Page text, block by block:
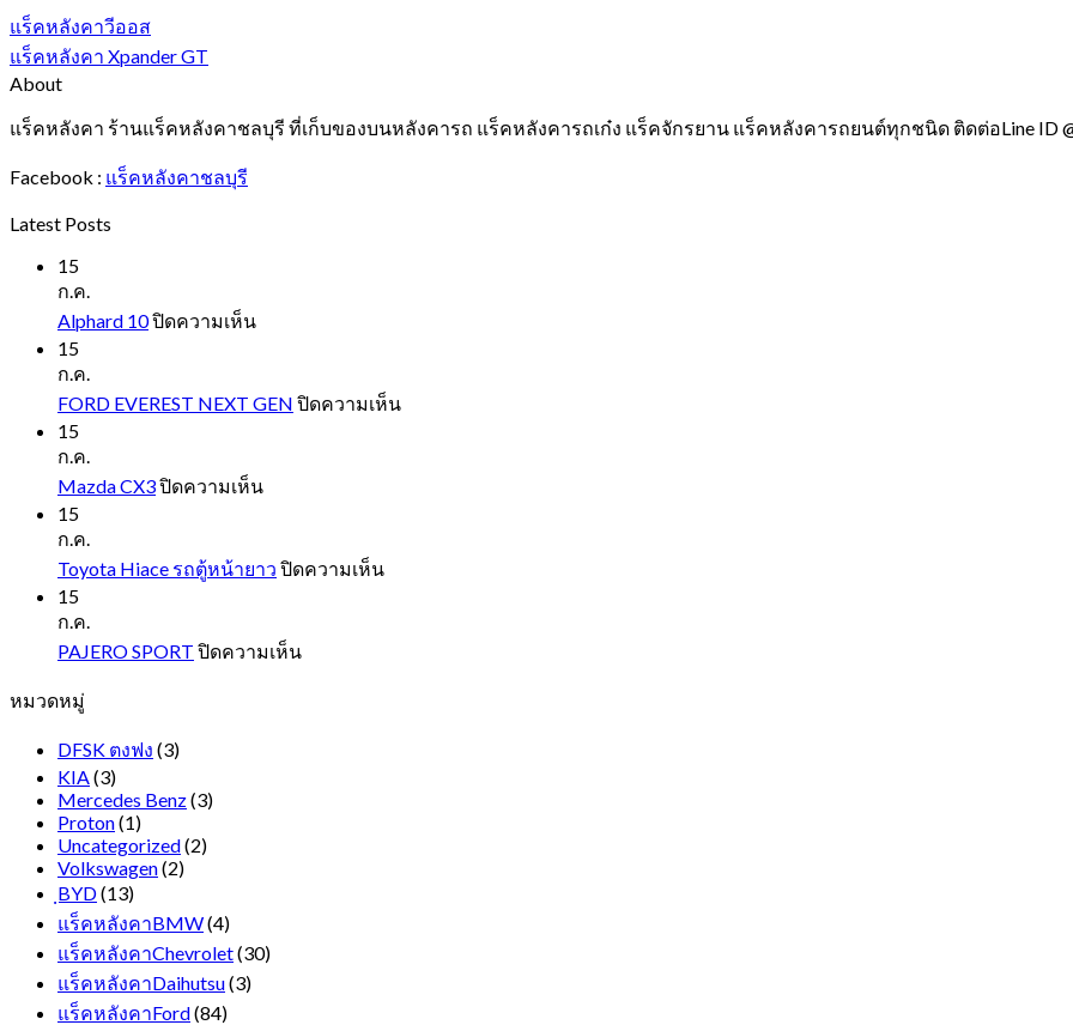
แร็คหลังคาวีออส
แร็คหลังคา Xpander GT
About
แร็คหลังคา ร้านแร็คหลังคาชลบุรี ที่เก็บของบนหลังคารถ แร็คหลังคารถเก๋ง แร็คจักรยาน แร็คหลังคารถยนต์ทุกชนิด ติดต่อLine ID
Facebook : แร็คหลังคาชลบุรี
Latest Posts
15
ก.ค.
Alphard 10ปิดความเห็นบน
15
ก.ค.
FORD EVEREST NEXT GEN ปิดความเห็นบน
15
ก.ค.
Mazda CX3ปิดความเห็นบน
15
ก.ค.
Toyota Hiace รถตู้หน้ายาว ปิดความเห็นบน
15
ก.ค.
PAJERO SPORT ปิดความเห็นบน
หมวดหมู่
DFSK ตงฟง (3)
KIA(3)
Mercedes Benz(3)
Proton(1)
Uncategorized(2)
Volkswagen(2)
ฺBYD(13)
แร็คหลังคาBMW(4)
แร็คหลังคาChevrolet(30)
แร็คหลังคาDaihutsu(3)
แร็คหลังคาFord(84)